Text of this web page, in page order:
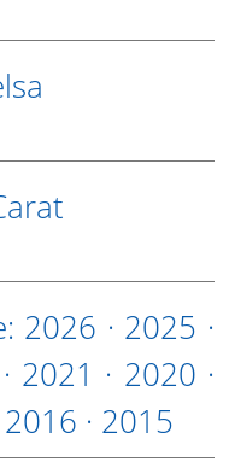
2026 · 2025 ·
· 2021 · 2020 ·
2016 · 2015